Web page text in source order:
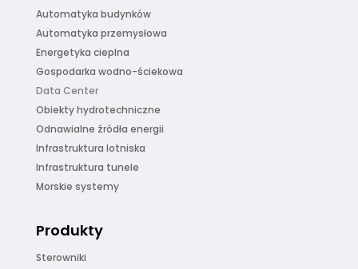
Automatyka budynków
Automatyka przemysłowa
Energetyka cieplna
Gospodarka wodno-ściekowa
Data Center
Obiekty hydrotechniczne
Odnawialne źródła energii
Infrastruktura lotniska
Infrastruktura tunele
Morskie systemy
Produkty
Sterowniki